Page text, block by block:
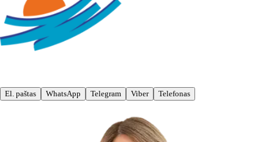
El. paštas WhatsApp Telegram Viber Telefonas